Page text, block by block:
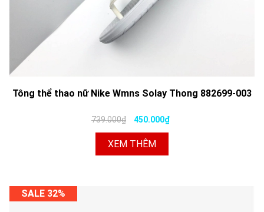
Tông thể thao nữ Nike Wmns Solay Thong 882699-003
739.000₫ 450.000₫
XEM THÊM
SALE 32%